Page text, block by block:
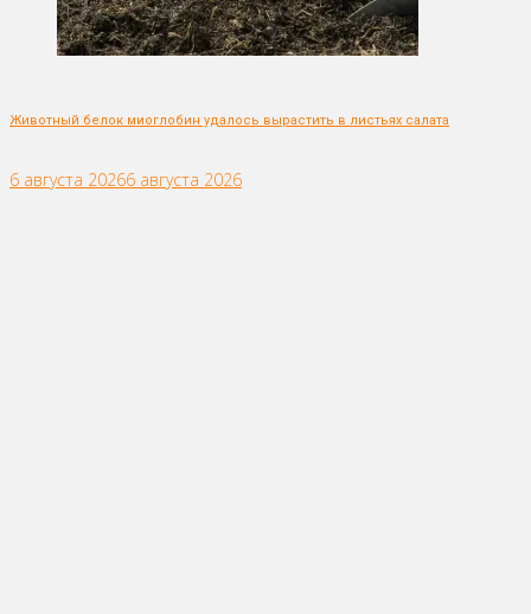
Животный белок миоглобин удалось вырастить в листьях салата
6 августа 20266 августа 2026